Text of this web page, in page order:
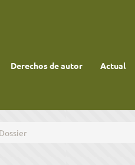
Derechos de autor Actual
Dossier